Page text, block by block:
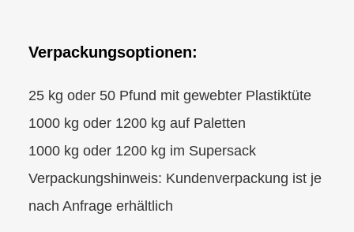
Verpackungsoptionen:
25 kg oder 50 Pfund mit gewebter Plastiktüte
1000 kg oder 1200 kg auf Paletten
1000 kg oder 1200 kg im Supersack
Verpackungshinweis: Kundenverpackung ist je
nach Anfrage erhältlich